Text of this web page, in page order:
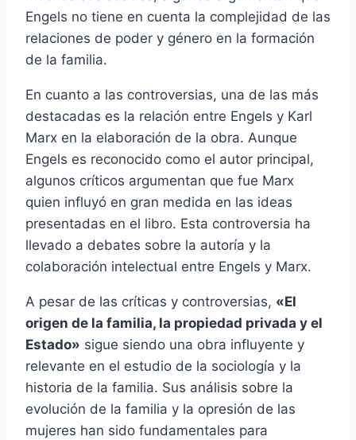
Engels no tiene en cuenta la complejidad de las
relaciones de poder y género en la formación
de la familia.
En cuanto a las controversias, una de las más
destacadas es la relación entre Engels y Karl
Marx en la elaboración de la obra. Aunque
Engels es reconocido como el autor principal,
algunos críticos argumentan que fue Marx
quien influyó en gran medida en las ideas
presentadas en el libro. Esta controversia ha
llevado a debates sobre la autoría y la
colaboración intelectual entre Engels y Marx.
A pesar de las críticas y controversias, «El
origen de la familia, la propiedad privada y el
Estado» sigue siendo una obra influyente y
relevante en el estudio de la sociología y la
historia de la familia. Sus análisis sobre la
evolución de la familia y la opresión de las
mujeres han sido fundamentales para